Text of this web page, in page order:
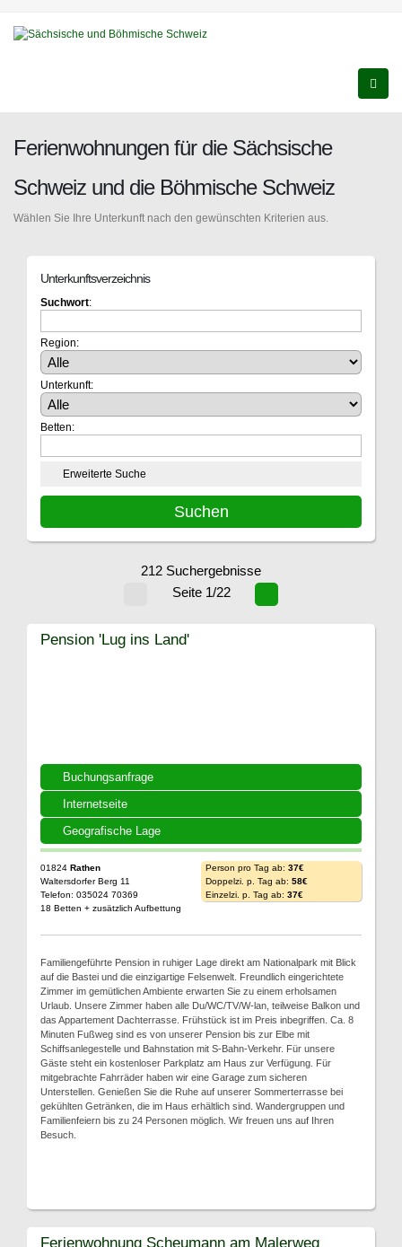
Ferienwohnungen für die Sächsische
Schweiz und die Böhmische Schweiz
Wählen Sie Ihre Unterkunft nach den gewünschten Kriterien aus.
Unterkunftsverzeichnis
Suchwort:
Region:
Unterkunft:
Betten:
Erweiterte Suche
212 Suchergebnisse
Seite 1/22
Buchungsanfrage
Internetseite
Geografische Lage
Pension 'Lug ins Land'
01824 Rathen
Waltersdorfer Berg 11
Telefon: 035024 70369
18 Betten + zusätzlich Aufbettung
Person pro Tag ab: 37€
Doppelzi. p. Tag ab: 58€
Einzelzi. p. Tag ab: 37€
Familiengeführte Pension in ruhiger Lage direkt am Nationalpark mit Blick
auf die Bastei und die einzigartige Felsenwelt. Freundlich eingerichtete
Zimmer im gemütlichen Ambiente erwarten Sie zu einem erholsamen
Urlaub. Unsere Zimmer haben alle Du/WC/TV/W-lan, teilweise Balkon und
das Appartement Dachterrasse. Frühstück ist im Preis inbegriffen. Ca. 8
Minuten Fußweg sind es von unserer Pension bis zur Elbe mit
Schiffsanlegestelle und Bahnstation mit S-Bahn-Verkehr. Für unsere
Gäste steht ein kostenloser Parkplatz am Haus zur Verfügung. Für
mitgebrachte Fahrräder haben wir eine Garage zum sicheren
Unterstellen. Genießen Sie die Ruhe auf unserer Sommerterrasse bei
gekühlten Getränken, die im Haus erhältlich sind. Wandergruppen und
Familienfeiern bis zu 24 Personen möglich. Wir freuen uns auf Ihren
Besuch.
Ferienwohnung Scheumann am Malerweg